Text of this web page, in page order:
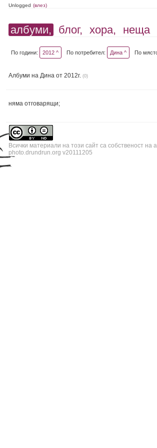
Unlogged (влез)
албуми, блог, хора, неща
По години: 2012 ^ По потребител: Дина ^ По
Албуми на Дина от 2012г. (0)
няма отговарящи;
Всички материали на този сайт са собственост
photo.drundrun.org v20111205